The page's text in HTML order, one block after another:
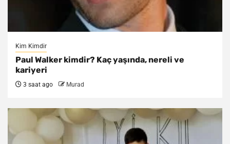
Kim Kimdir
Paul Walker kimdir? Kaç yaşında, nereli ve
kariyeri
3 saat ago Murad